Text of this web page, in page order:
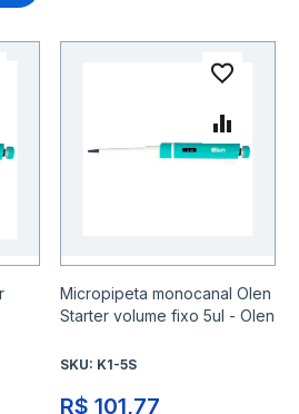
à lista de
para Comparar
Micropipeta monocanal Olen
Starter volume fixo 5ul - Olen
SKU: K1-5S
R$ 101,77